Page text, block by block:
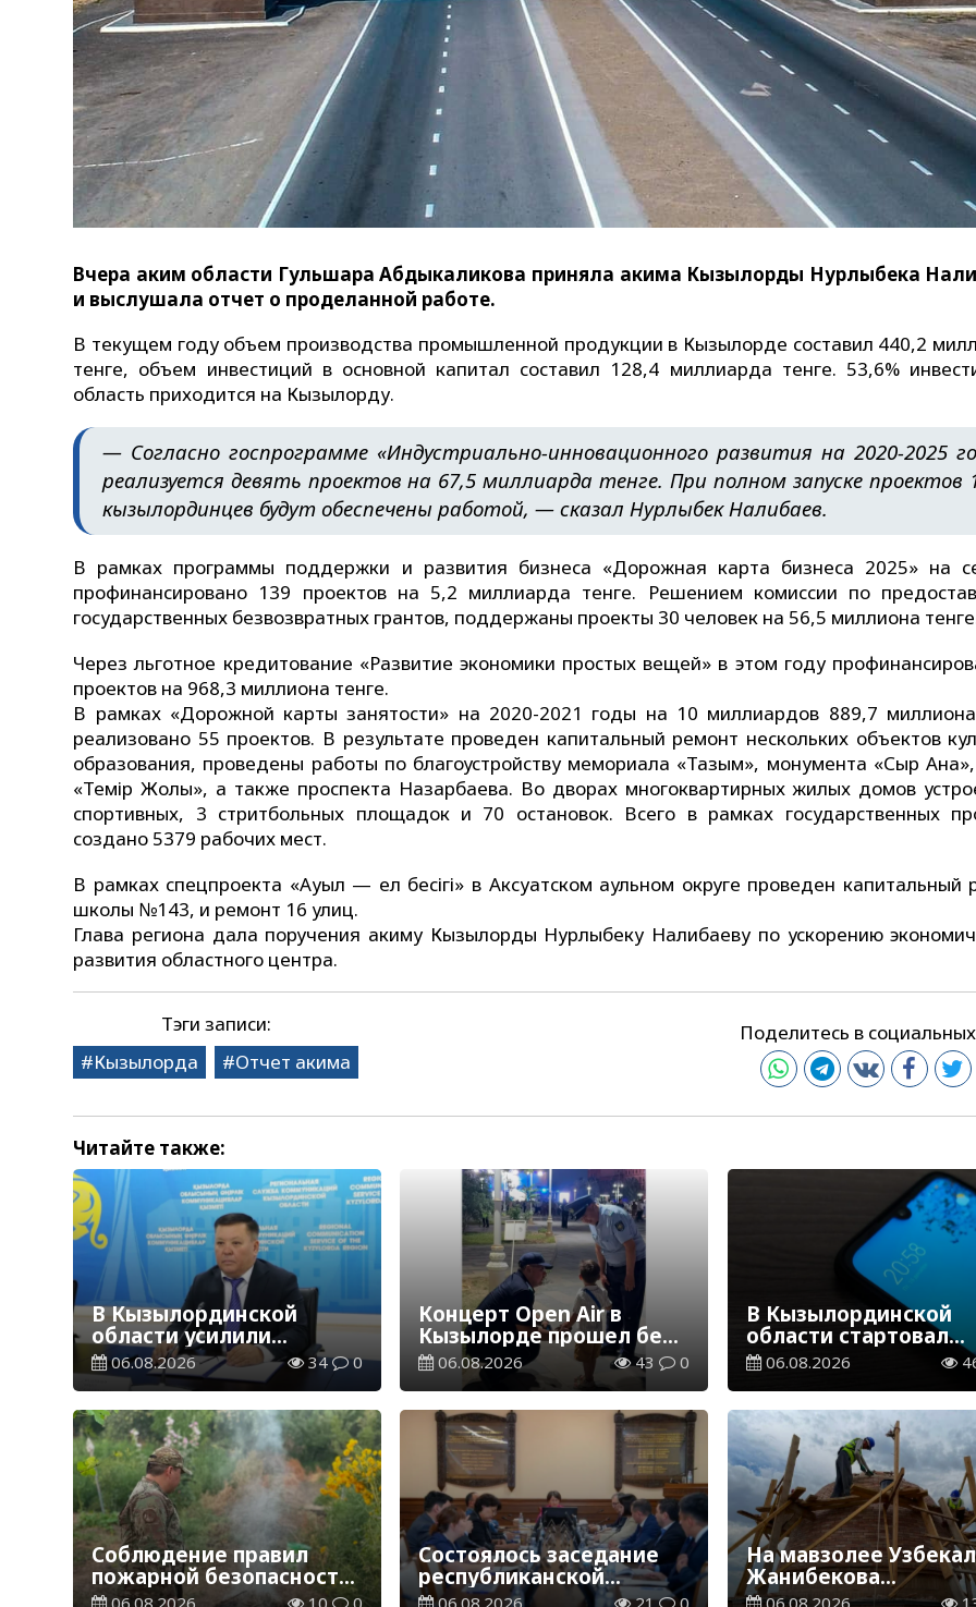
Вчера аким области Гульшара Абдыкаликова приняла акима Кызылорды Нурлыбека
и выслушала отчет о проделанной работе.
В текущем году объем производства промышленной продукции в Кызылорде составил 440,2
тенге, объем инвестиций в основной капитал составил 128,4 миллиарда тенге. 53,6%
область приходится на Кызылорду.
— Согласно госпрограмме «Индустриально-инновационного развития на 2020-2025
реализуется девять проектов на 67,5 миллиарда тенге. При полном запуске проектов
кызылординцев будут обеспечены работой, — сказал Нурлыбек Налибаев.
В рамках программы поддержки и развития бизнеса «Дорожная карта бизнеса 2025» на
профинансировано 139 проектов на 5,2 миллиарда тенге. Решением комиссии по
государственных безвозвратных грантов, поддержаны проекты 30 человек на 56,5 миллиона
Через льготное кредитование «Развитие экономики простых вещей» в этом году
проектов на 968,3 миллиона тенге.
В рамках «Дорожной карты занятости» на 2020-2021 годы на 10 миллиардов 889,7
реализовано 55 проектов. В результате проведен капитальный ремонт нескольких объектов
образования, проведены работы по благоустройству мемориала «Тағзым», монумента «Сыр
«Темір Жолы», а также проспекта Назарбаева. Во дворах многоквартирных жилых домов
спортивных, 3 стритбольных площадок и 70 остановок. Всего в рамках государственных
создано 5379 рабочих мест.
В рамках спецпроекта «Ауыл — ел бесігі» в Аксуатском аульном округе проведен капитальный
школы №143, и ремонт 16 улиц.
Глава региона дала поручения акиму Кызылорды Нурлыбеку Налибаеву по ускорению
развития областного центра.
Тэги записи:
Кызылорда
Отчет акима
Поделитесь в
Читайте также:
В Кызылординской
области усилили
контроль за финансовой
дисциплиной
06.08.2026 34 0
Концерт Open Air в
Кызылорде прошел без
нарушений
общественного порядка
06.08.2026 43 0
В Кызылординской
области стартовал
конкурс
семейных ценностях
Конституции
06.08.2026
Соблюдение правил
пожарной безопасности
– обязанность каждого
Состоялось заседание
республиканской
комиссии по
На мавзолее
Жанибекова
продолжаются